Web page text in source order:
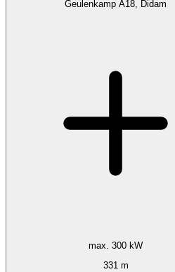
Geulenkamp A18, Didam
max. 300 kW
331 m